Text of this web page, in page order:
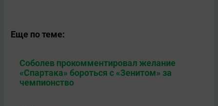
Еще по теме:
Соболев прокомментировал желание
«Спартака» бороться с «Зенитом» за
чемпионство